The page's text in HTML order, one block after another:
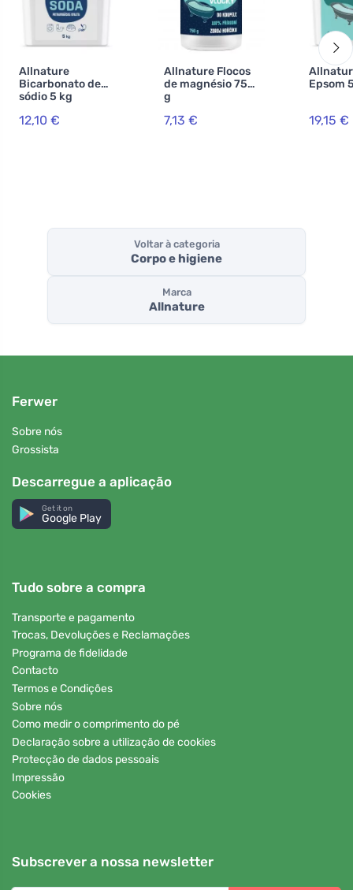
Allnature
Bicarbonato de
sódio 5 kg
12,10 €
Allnature Flocos
de magnésio 750
g
7,13 €
Epsom
19,15 €
Voltar à categoria
Corpo e higiene
Marca
Allnature
Ferwer
Sobre nós
Grossista
Descarregue a aplicação
Get it on
Google Play
Tudo sobre a compra
Transporte e pagamento
Trocas, Devoluções e Reclamações
Programa de fidelidade
Contacto
Termos e Condições
Sobre nós
Como medir o comprimento do pé
Declaração sobre a utilização de cookies
Protecção de dados pessoais
Impressão
Cookies
Subscrever a nossa newsletter